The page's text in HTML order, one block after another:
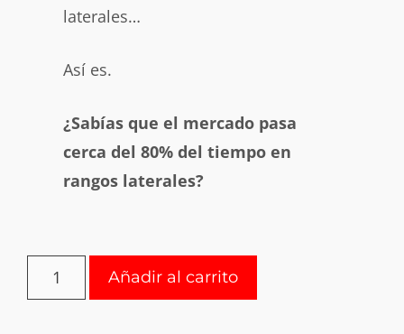
laterales…
Así es.
¿Sabías que el mercado pasa
cerca del 80% del tiempo en
rangos laterales?
Añadir al carrito